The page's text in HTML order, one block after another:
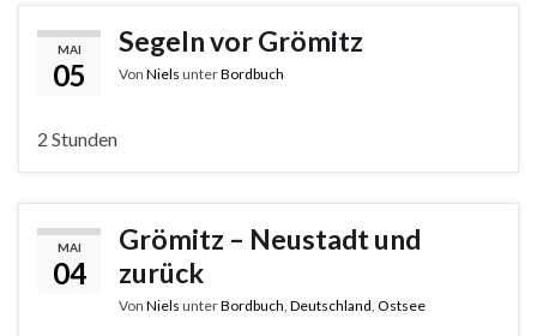
MAI
05
Segeln vor Grömitz
Von Niels unterBordbuch
2 Stunden
MAI
04
Grömitz – Neustadt und
zurück
Von Niels unterBordbuch Deutschland Ostsee